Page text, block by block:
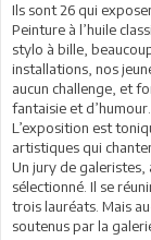
Ils sont 26 qui
Peinture à l’huile
stylo à bille,
installations, nos
aucun challenge, et
fantaisie et d’humour.
L’exposition est
artistiques qui
Un jury de
sélectionné. Il se
trois lauréats. Mais
soutenus par la